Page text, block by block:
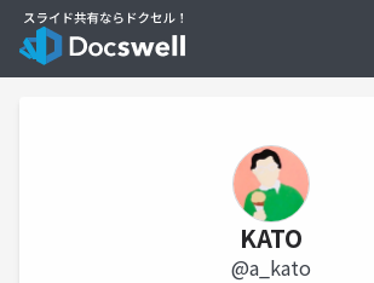
KATO
@a_kato